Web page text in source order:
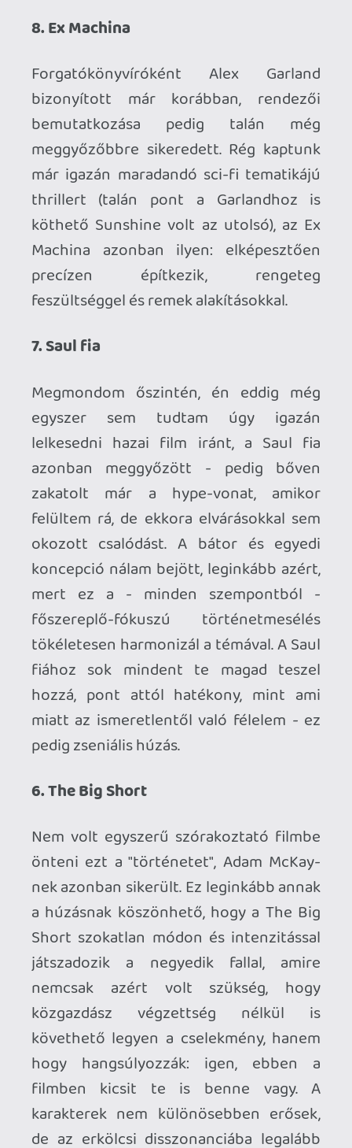
koncepció nálam bejött, leginkább azért,
főszereplő-fókuszú történetmesélés
tökéletesen harmonizál a témával. A Saul
fiához sok mindent te magad teszel
hozzá, pont attól hatékony, mint ami
miatt az ismeretlentől való félelem - ez
pedig zseniális húzás.
6. The Big Short
Nem volt egyszerű szórakoztató filmbe
önteni ezt a "történetet", Adam McKay-
nek azonban sikerült. Ez leginkább annak
a húzásnak köszönhető, hogy a The Big
Short szokatlan módon és intenzitással
nemcsak azért volt szükség, hogy
követhető legyen a cselekmény, hanem
hogy hangsúlyozzák: igen, ebben a
filmben kicsit te is benne vagy. A
karakterek nem különösebben erősek,
de az erkölcsi disszonanciába legalább
nem tört bele a bicska, pedig simán
megvolt rá az esély.
5. Room
Szerencsére nem vagyok depressziós
hajlamú, ennek ellenére (vagy éppen
filmeket, különösen azokat, melyek arra
építenek, hogy a hosszasan csepegtetett
feszültséget egyszer csak feloldják a
megfelelő pillanatban. A Room is ilyen,
csak kicsit másképp, afféle feelgood-
thriller, ami attól válik elképesztően
érdekessé, hogy Jack korlátolt világképén
Egy "natúr" akciófilm általában
borzasztóan kevés ahhoz, hogy bármi
maradandót hagyjon bennem, a Fury
Road azonban amennyire egyszerű
(mitöbb, már-már primitív), annyira jól
bánik a rendelkezésére álló eszköztárral.
Tekintve, hogy ez egy sivatag, néhány
autó és egy maroknyi karakter, minimum
zseniális az, amit George Miller és
"csapata" letett az asztalra. Lényegében
egy gigantikus pofon ez a CG-
parasztvakításnak - a Mad Maxben is van
belőle, bennem mégis a fényképezés, a
koreográfia és a hús-vér kaszkadőr-
jelenetek maradtak meg, mindez
borzasztóan stílusos tálalásban.